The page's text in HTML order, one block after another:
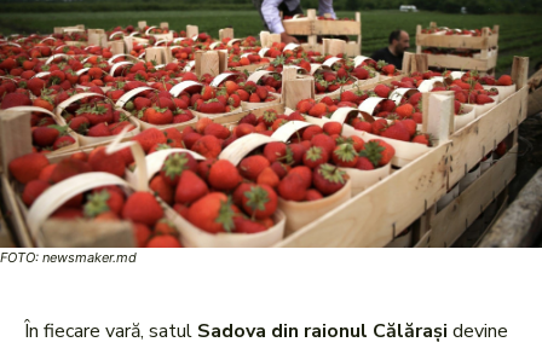
FOTO: newsmaker.md
În fiecare vară, satul Sadova din raionul Călărași devine